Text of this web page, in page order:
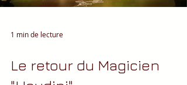
1 min de lecture